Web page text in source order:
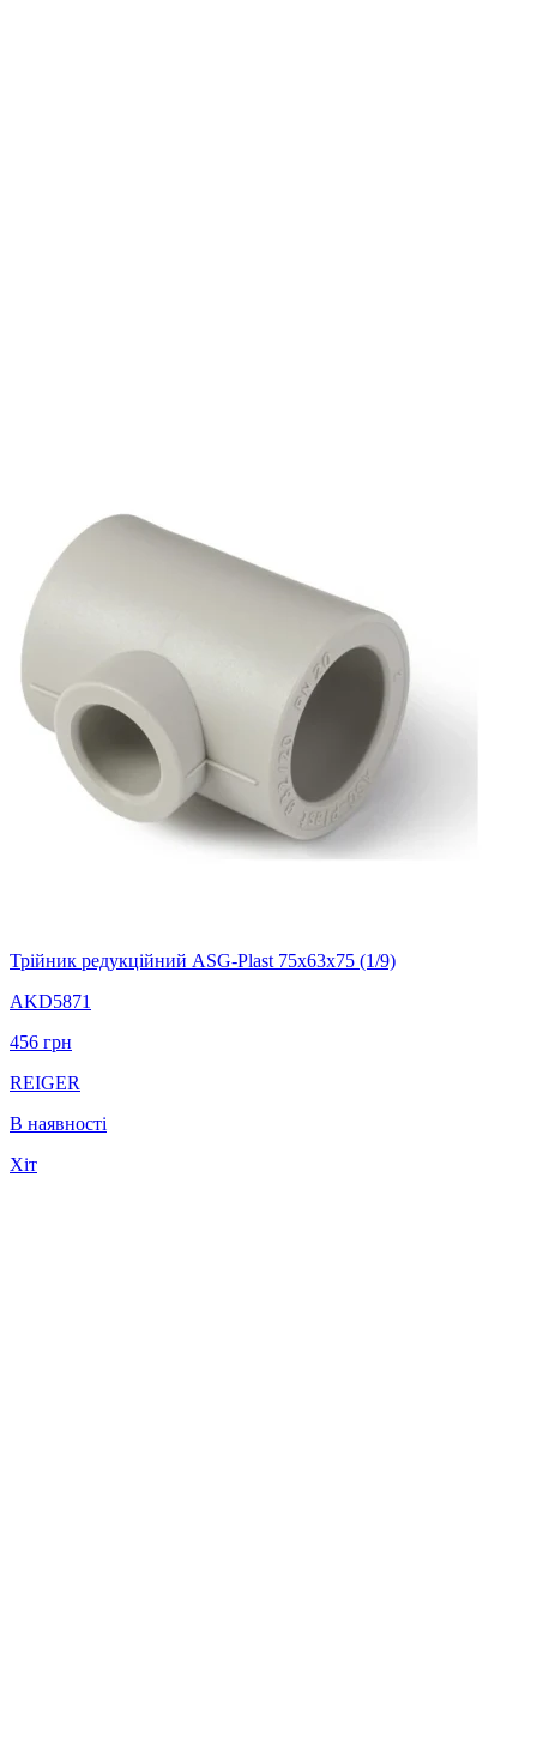
Трійник редукційний ASG-Plast 75х63х75 (1/9)
AKD5871
456 грн
REIGER
В наявності
Хіт